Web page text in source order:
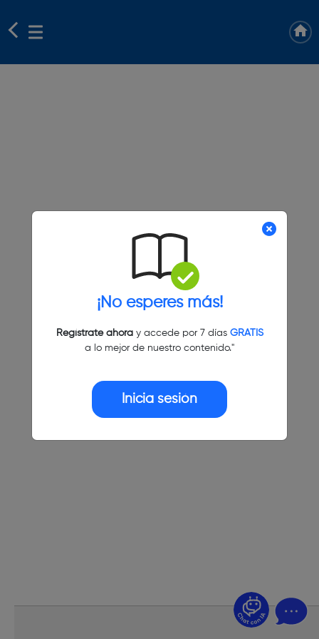
¡No esperes más!
Regístrate ahoray accede por 7 días GRATIS
a lo mejor de nuestro contenido."
Inicia sesión